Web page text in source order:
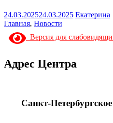
24.03.202524.03.2025 Екатерина
Главная, Новости
Версия для
Адрес Центра
Санкт-